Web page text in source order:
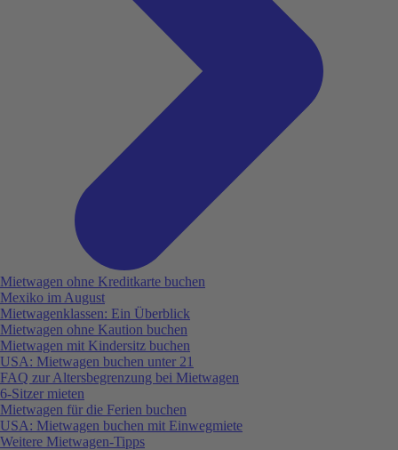
Mietwagen ohne Kreditkarte buchen
Mexiko im August
Mietwagenklassen: Ein Überblick
Mietwagen ohne Kaution buchen
Mietwagen mit Kindersitz buchen
USA: Mietwagen buchen unter 21
FAQ zur Altersbegrenzung bei Mietwagen
6-Sitzer mieten
Mietwagen für die Ferien buchen
USA: Mietwagen buchen mit Einwegmiete
Weitere Mietwagen-Tipps